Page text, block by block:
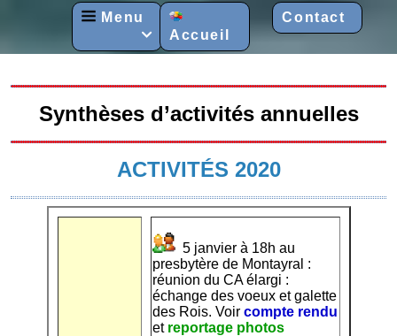
Menu
 Accueil
Contact
Synthèses d’activités annuelles
ACTIVITÉS 2020
5 janvier à 18h au
presbytère de Montayral :
réunion du CA élargi :
échange des voeux et galette
des Rois. Voir compte rendu
et reportage photos